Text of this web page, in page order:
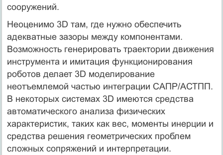
сооружений.
Неоценимо 3D там, где нужно обеспечить
адекватные зазоры между компонентами.
Возможность генерировать траектории движения
инструмента и имитация функционирования
роботов делает 3D моделирование
неотъемлемой частью интеграции САПР/АСТПП.
В некоторых системах 3D имеются средства
автоматического анализа физических
характеристик, таких как вес, моменты инерции и
средства решения геометрических проблем
сложных сопряжений и интерпретации.